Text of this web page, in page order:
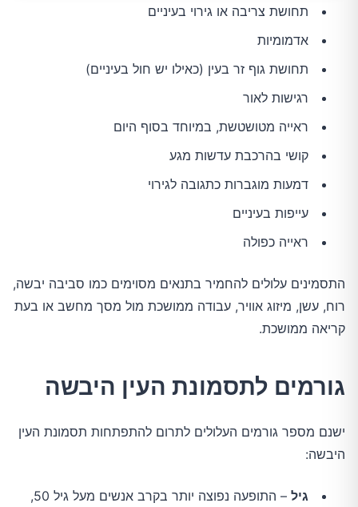
תחושת צריבה או גירוי בעיניים
אדמומיות
תחושת גוף זר בעין (כאילו יש חול בעיניים)
רגישות לאור
ראייה מטושטשת, במיוחד בסוף היום
קושי בהרכבת עדשות מגע
דמעות מוגברות כתגובה לגירוי
עייפות בעיניים
ראייה כפולה
התסמינים עלולים להחמיר בתנאים מסוימים כמו סביבה יבשה,
רוח, עשן, מיזוג אוויר, עבודה ממושכת מול מסך מחשב או בעת
קריאה ממושכת.
גורמים לתסמונת העין היבשה
ישנם מספר גורמים העלולים לתרום להתפתחות תסמונת העין
היבשה:
גיל – התופעה נפוצה יותר בקרב אנשים מעל גיל 50,